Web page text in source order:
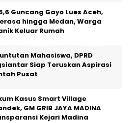
Guncang Gayo Lues Aceh,
hingga Medan, Warga
Keluar Rumah
Mahasiswa, DPRD
Siap Teruskan Aspirasi
Pusat
Kasus Smart Village
GM GRIB JAYA MADINA
Kejari Madina